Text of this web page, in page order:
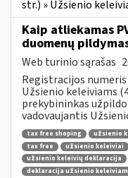
str.) » Užsienio
Kaip atliekamas
duomenų
Web turinio sąrašas
Registracijos
Užsienio keleiviams
prekybininkas
vadovaujantis
tax free shoping užsienio
tax free
užsienio keleiviai
užsienio keleivių deklaracija
deklaracija užsienio